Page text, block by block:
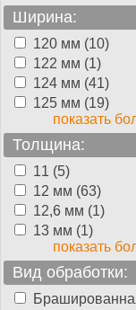
Ширина:
120 мм (10)
122 мм (1)
124 мм (41)
125 мм (19)
показать
Толщина:
11 (5)
12 мм (63)
12,6 мм (1)
13 мм (1)
показать
Вид обработки: